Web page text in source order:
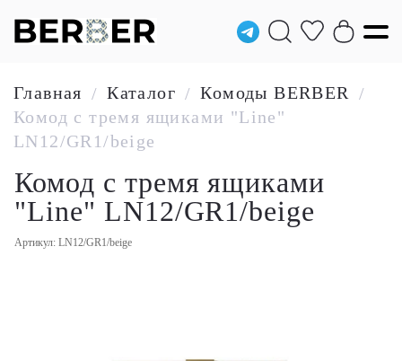
Главная / Каталог / Комоды BERBER /
Комод с тремя ящиками "Line"
LN12/GR1/beige
Комод с тремя ящиками
"Line" LN12/GR1/beige
Артикул: LN12/GR1/beige